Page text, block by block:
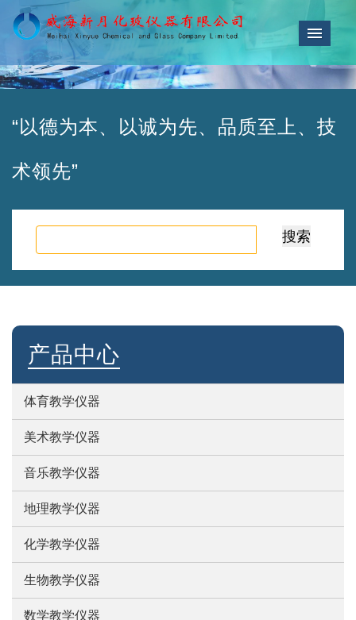
“以德为本、以诚为先、品质至上、技
术领先”
产品中心
体育教学仪器
美术教学仪器
音乐教学仪器
地理教学仪器
化学教学仪器
生物教学仪器
数学教学仪器